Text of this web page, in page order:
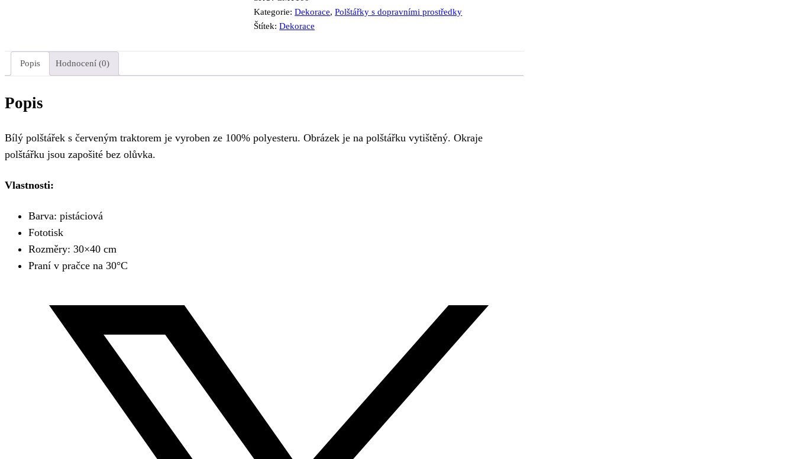
Kategorie:Dekorace,Polštářky s dopravními prostředky
Štítek:Dekorace
Popis Hodnocení (0)
Popis
Bílý polštářek s červeným traktorem je vyroben ze 100% polyesteru. Obrázek je na polštářku vytištěný. Okraje
polštářku jsou zapošité bez olůvka.
Vlastnosti:
Barva: pistáciová
Fototisk
Rozměry: 30×40 cm
Praní v pračce na 30°C